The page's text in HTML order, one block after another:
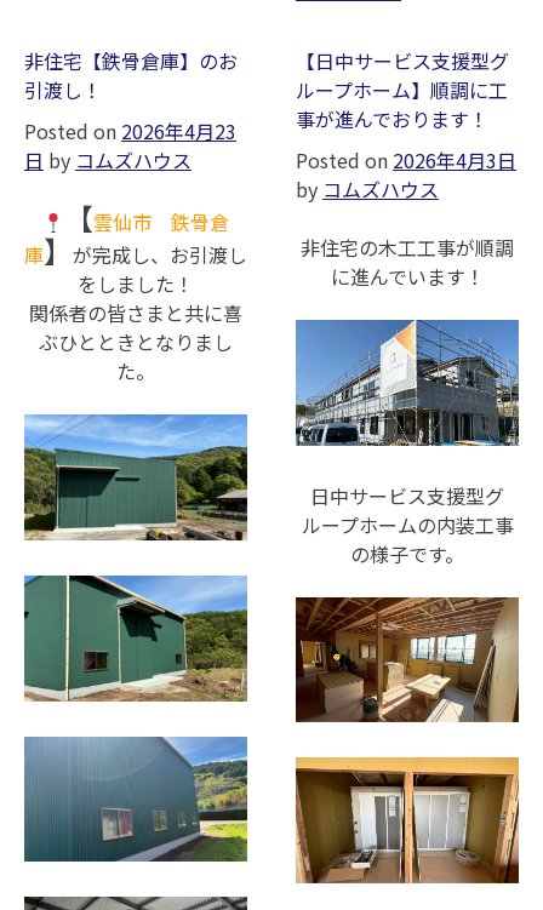
中
サー
ビ
ス
支
援
グ
ルー
ホー
ム】
の
お
引
渡
し。
非住宅【鉄骨倉庫】のお
引渡し！
Posted on 2026年4月23
日 by コムズハウス
【雲仙市 鉄骨倉
庫】
が完成し、お引渡し
をしました！
関係者の皆さまと共に喜
ぶひとときとなりまし
た。
【日中サービス支援型グ
ループホーム】順調に工
事が進んでおります！
Posted on 2026年4月3日
by コムズハウス
非住宅の木工工事が順調
に進んでいます！
日中サービス支援型グ
ループホームの内装工事
の様子です。